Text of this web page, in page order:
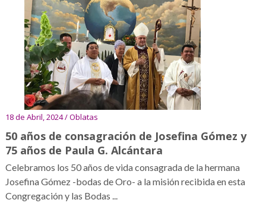
18 de Abril, 2024 / Oblatas
50 años de consagración de Josefina Gómez y
75 años de Paula G. Alcántara
Celebramos los 50 años de vida consagrada de la hermana
Josefina Gómez -bodas de Oro- a la misión recibida en esta
Congregación y las Bodas ...